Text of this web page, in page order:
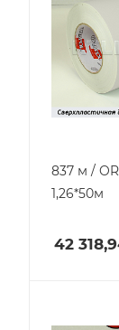
837 м /
1,26*50м
42